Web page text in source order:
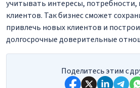
учитывать интересы,
клиентов. Так бизнес сможет
привлечь новых клиентов и
долгосрочные доверительные
Поделитесь этим с